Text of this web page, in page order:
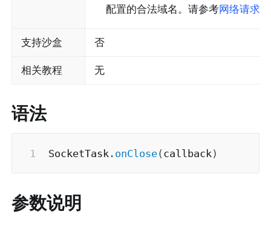
配置的合法域名。请参考网络请求
支持沙盒 否
相关教程 无
语法
SocketTask . onClose( callback )
参数说明